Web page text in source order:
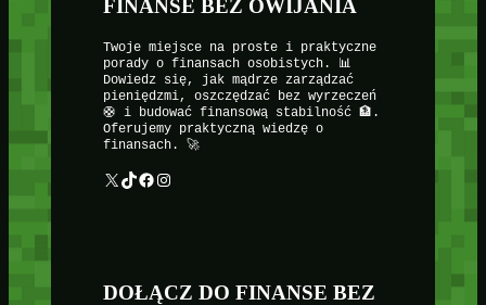
FINANSE BEZ OWIJANIA
Twoje miejsce na proste i praktyczne
porady o finansach osobistych. 📊
Dowiedz się, jak mądrze zarządzać
pieniędzmi, oszczędzać bez wyrzeczeń
🛟 i budować finansową stabilność 🏦.
Oferujemy praktyczną wiedzę o
finansach. 🚀
X TikTok Facebook Instagram
DOŁĄCZ DO FINANSE BEZ